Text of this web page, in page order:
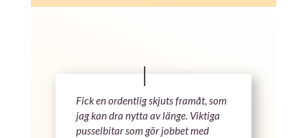
Fick en ordentlig skjuts framåt, som
jag kan dra nytta av länge. Viktiga
pusselbitar som gör jobbet med